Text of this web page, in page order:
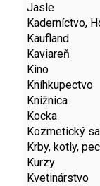
Jasle
Kaderníctvo,
Kaufland
Kaviareň
Kino
Kníhkupectvo
Knižnica
Kocka
Kozmetický
Krby, kotly,
Kurzy
Kvetinárstvo